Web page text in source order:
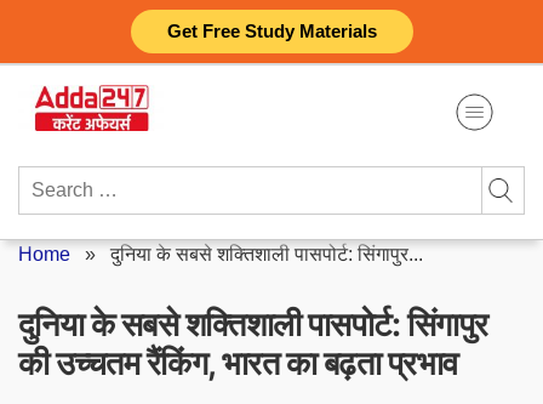
Get Free Study Materials
content
Search
Home »दुनिया के सबसे शक्तिशाली पासपोर्ट: सिंगापुर...
दुनिया के सबसे शक्तिशाली पासपोर्ट: सिंगापुर
की उच्चतम रैंकिंग, भारत का बढ़ता प्रभाव